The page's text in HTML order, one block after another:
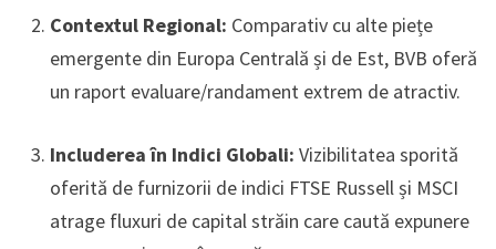
Contextul Regional: Comparativ cu alte piețe
emergente din Europa Centrală și de Est, BVB oferă
un raport evaluare/randament extrem de atractiv.
Includerea în Indici Globali: Vizibilitatea sporită
oferită de furnizorii de indici FTSE Russell și MSCI
atrage fluxuri de capital străin care caută expunere